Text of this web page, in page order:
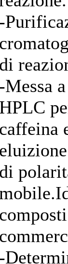
-
di
-Messa
HPLC
caffeina
di
-